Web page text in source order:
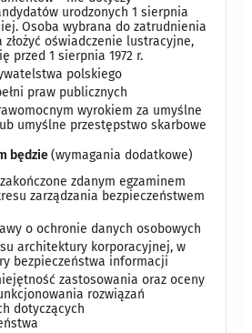
urodzonych 1 sierpnia
Osoba wybrana do zatrudnienia
złożyć oświadczenie lustracyjne,
przed 1 sierpnia 1972 r.
polskiego
praw publicznych
wyrokiem za umyślne
umyślne przestępstwo skarbowe
będzie(wymagania dodatkowe)
zdanym egzaminem
zarządzania bezpieczeństwem
o ochronie danych osobowych
architektury korporacyjnej, w
bezpieczeństwa informacji
zastosowania oraz oceny
rozwiązań
dotyczących